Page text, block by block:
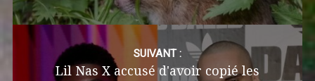
SUIVANT :
Lil Nas X accusé d'avoir copié les